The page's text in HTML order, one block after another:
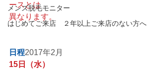
メンズ脱毛モニター
はじめてご来店 ２年以上ご来店のない方へ
ースとは
異なります。
日程2017年2月
15日（水）